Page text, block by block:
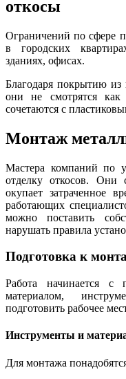
откосы
Ограничений по сфере
в городских
зданиях, офисах.
Благодаря покрытию из
они не смотрятся как
сочетаются с
Монтаж
Мастера компаний по
отделку откосов. Они
окупает затраченное
работающих
можно поставить
нарушать правила
Подготовка к
Работа начинается с
материалом,
подготовить рабочее
Инструменты и
Для монтажа